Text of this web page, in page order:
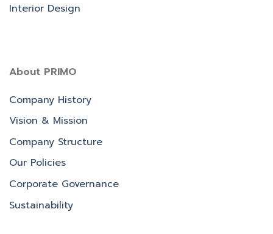
Interior Design
About PRIMO
Company History
Vision & Mission
Company Structure
Our Policies
Corporate Governance
Sustainability